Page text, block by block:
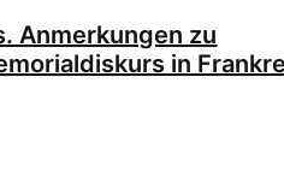
Anmerkungen zu
in